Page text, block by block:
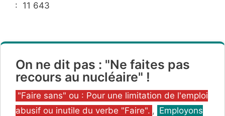
: 11 643
On ne dit pas : "Ne faites pas
recours au nucléaire" !
Catégories
"Faire sans" ou : Pour une limitation de l'emploi
abusif ou inutile du verbe "Faire". , Employons